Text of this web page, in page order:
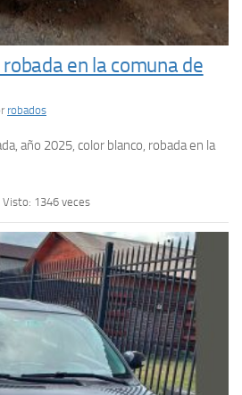
en la comuna de
robados
año 2025, color blanco, robada en la
1346 veces